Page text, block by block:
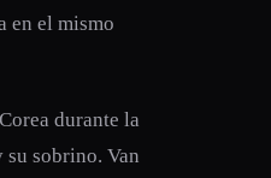
en el mismo
durante la
su sobrino. Van